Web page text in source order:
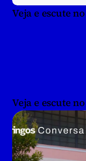
Veja e escute
Veja e escute
Apoiar o Blog do DK